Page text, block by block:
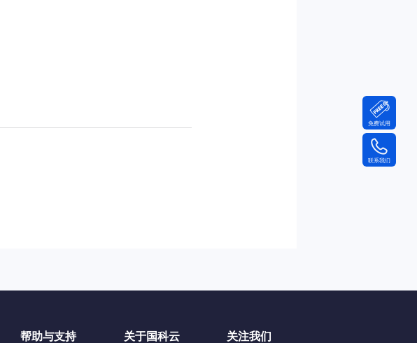
帮助与支持 关于国科云 关注我们
免费试用
联系我们